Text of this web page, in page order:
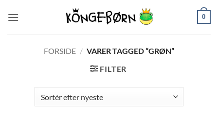
0
FORSIDE / VARER TAGGED “GRØN”
FILTER